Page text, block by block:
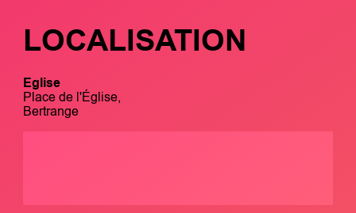
LOCALISATION
Eglise
Place de l'Église,
Bertrange